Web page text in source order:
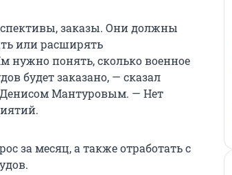
заказы. Они должны
или расширять
нужно понять, сколько военное
будет заказано, — сказал
Денисом Мантуровым. — Нет
за месяц, а также отработать с